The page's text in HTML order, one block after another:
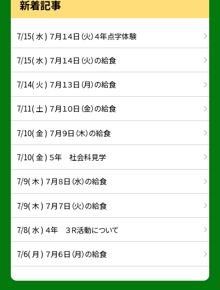
新着記事
7/15( 水 ) ７月１４日（火）４年点字体験
7/15( 水 ) ７月１４日（火）の給食
7/14( 火 ) ７月１３日（月）の給食
7/11( 土 ) ７月１０日（金）の給食
7/10( 金 ) ７月９日（木）の給食
7/10( 金 ) ５年 社会科見学
7/9( 木 ) ７月８日（水）の給食
7/9( 木 ) ７月７日（火）の給食
7/8( 水 ) ４年 ３Ｒ活動について
7/6( 月 ) ７月６日（月）の給食